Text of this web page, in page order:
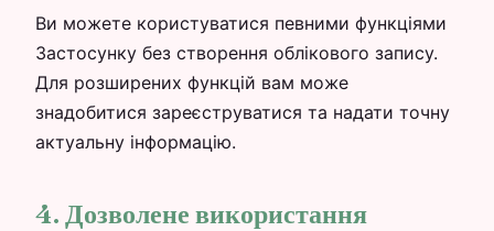
Ви можете користуватися певними функціями
Застосунку без створення облікового запису.
Для розширених функцій вам може
знадобитися зареєструватися та надати точну
актуальну інформацію.
4. Дозволене використання